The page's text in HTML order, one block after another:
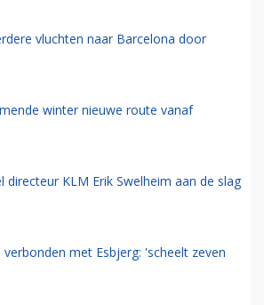
vluchten naar Barcelona door
winter nieuwe route vanaf
directeur KLM Erik Swelheim aan de slag
met Esbjerg: 'scheelt zeven